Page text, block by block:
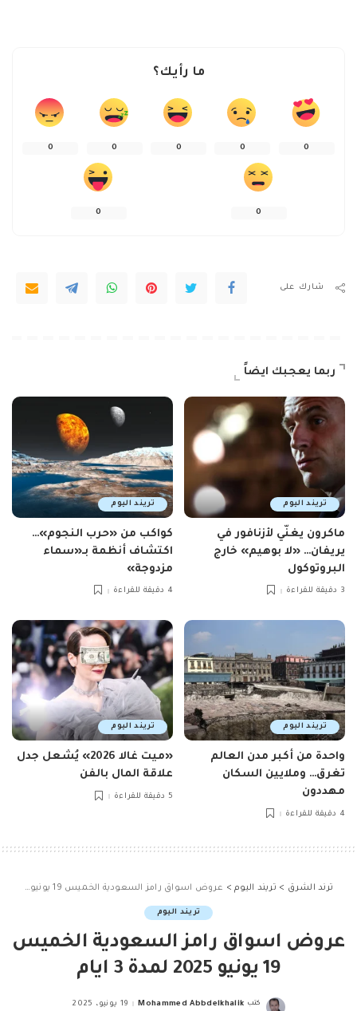
ما رأيك؟
0
0
0
0
0
0
0
شارك على
ربما يعجبك ايضاً
تريند اليوم
ماكرون يغنّي لأزنافور في
يريفان… «لا بوهيم» خارج
البروتوكول
3 دقيقة للقراءة
تريند اليوم
كواكب من «حرب النجوم»…
اكتشاف أنظمة بـ«سماء
مزدوجة»
4 دقيقة للقراءة
تريند اليوم
واحدة من أكبر مدن العالم
تغرق… وملايين السكان
مهددون
4 دقيقة للقراءة
تريند اليوم
«ميت غالا 2026» يُشعل جدل
علاقة المال بالفن
5 دقيقة للقراءة
ترند الشرق > تريند اليوم> عروض اسواق رامز السعودية الخميس 19 يونيو 2025 لمدة 3 ايام
تريند اليوم
عروض اسواق رامز السعودية الخميس
19 يونيو 2025 لمدة 3 ايام
Posted
كتب Mohammed Abbdelkhalik 19 يونيو، 2025